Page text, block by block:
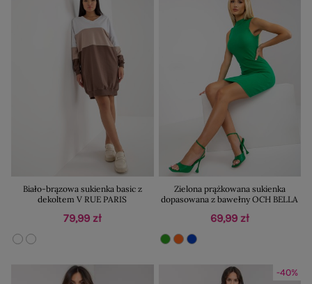
Biało-brązowa sukienka basic z
dekoltem V RUE PARIS
79,99 zł
Zielona prążkowana sukienka
dopasowana z bawełny OCH BELLA
69,99 zł
-40%